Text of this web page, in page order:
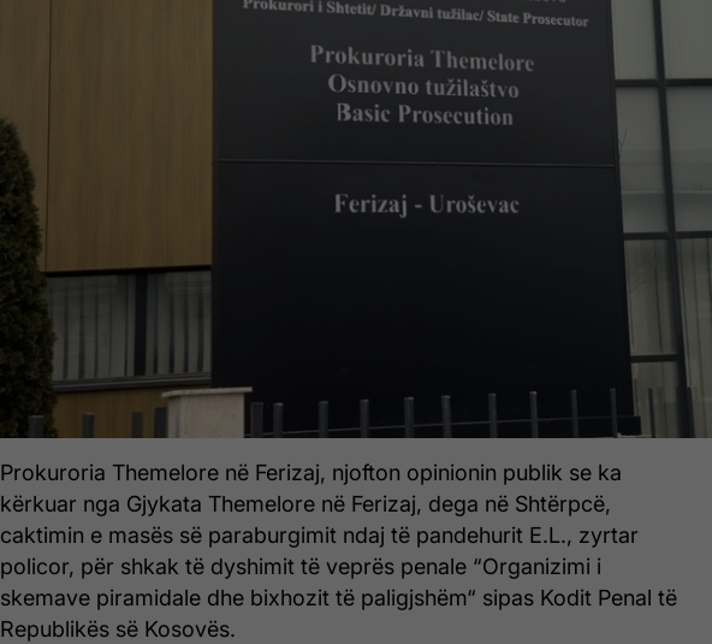
Prokuroria Themelore në Ferizaj, njofton opinionin publik se ka
kërkuar nga Gjykata Themelore në Ferizaj, dega në Shtërpcë,
caktimin e masës së paraburgimit ndaj të pandehurit E.L., zyrtar
policor, për shkak të dyshimit të veprës penale “Organizimi i
skemave piramidale dhe bixhozit të paligjshëm“ sipas Kodit Penal të
Republikës së Kosovës.